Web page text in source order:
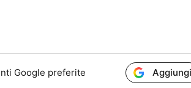
Google preferite Aggiungi